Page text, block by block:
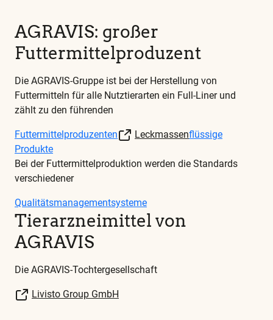
alle
weiteren
wichtigen
finden
Sie
in
Glossar
AGRAVIS: großer
Futtermittelproduzent
Die AGRAVIS-Gruppe ist bei der Herstellung von
Futtermitteln für alle Nutztierarten ein Full-Liner und
zählt zu den führenden
Futtermittelproduzenten Leckmassenflüssige
Produkte
Bei der Futtermittelproduktion werden die Standards
verschiedener
Qualitätsmanagementsysteme
Tierarzneimittel von
AGRAVIS
Die AGRAVIS-Tochtergesellschaft
Livisto Group GmbH